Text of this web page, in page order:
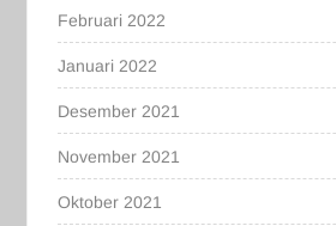
Februari 2022
Januari 2022
Desember 2021
November 2021
Oktober 2021